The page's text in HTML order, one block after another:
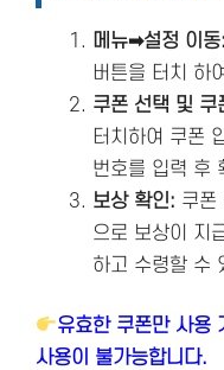
메뉴➡설정 이동:
버튼을 터치 하
쿠폰 선택 및 쿠
터치하여 쿠폰
번호를 입력 후
보상 확인: 쿠폰
으로 보상이 지
하고 수령할 수
유효한 쿠폰만 사용
사용이 불가능합니다.